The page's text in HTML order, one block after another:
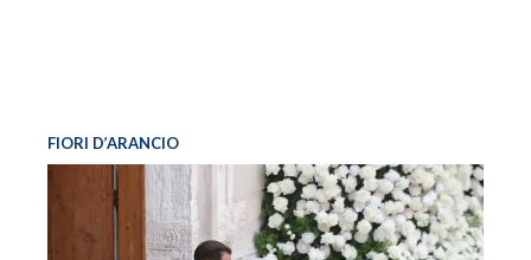
FIORI D’ARANCIO